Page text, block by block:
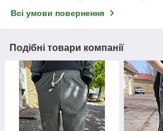
Всі умови повернення
Подібні товари компанії